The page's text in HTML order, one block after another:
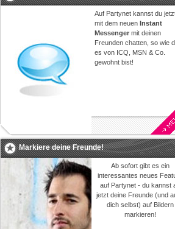
Auf Partynet kannst du
mit dem neuen Instant
Messenger mit deinen
Freunden chatten, so wie
es von ICQ, MSN & Co.
gewohnt bist!
Markiere deine Freunde!
Ab sofort gibt es ein
interessantes neues
auf Partynet - du kannst
jetzt deine Freunde (und
dich selbst) auf Bildern
markieren!